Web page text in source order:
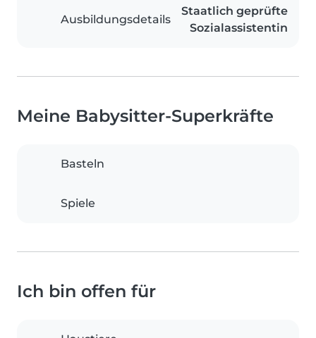
Ausbildungsdetails
Staatlich geprüfte
Sozialassistentin
Meine Babysitter-Superkräfte
Basteln
Spiele
Ich bin offen für